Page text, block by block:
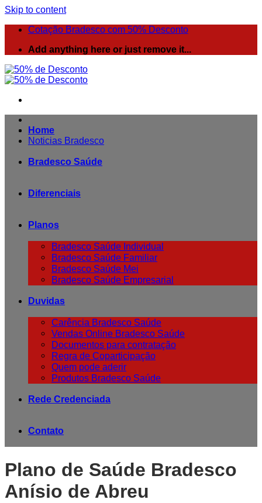
Skip to content
Cotação Bradesco com 50% Desconto
Add anything here or just remove it...
Noticias Bradesco
Home
Bradesco Saúde
Diferenciais
Planos
Bradesco Saúde Individual
Bradesco Saúde Familiar
Bradesco Saúde Mei
Bradesco Saúde Empresarial
Duvidas
Carência Bradesco Saúde
Vendas Online Bradesco Saúde
Documentos para contratação
Regra de Coparticipação
Quem pode aderir
Produtos Bradesco Saúde
Rede Credenciada
Contato
Plano de Saúde Bradesco
Anísio de Abreu